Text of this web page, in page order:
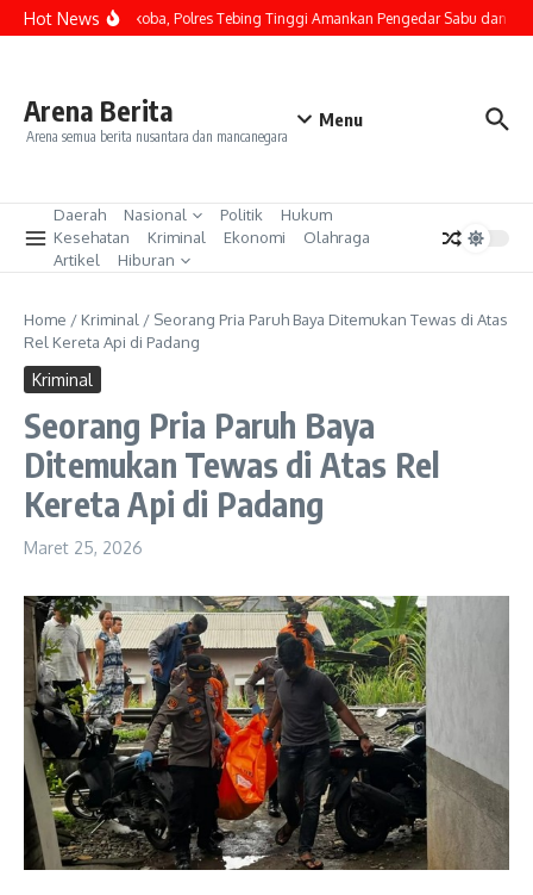
Lewati ke konten
Hot News
Kasus Narkoba, Polres Tebing Tinggi Amankan Pengedar Sabu dan Sita
Arena Berita
Arena semua berita nusantara dan mancanegara
Menu
Daerah Nasional Politik
Hukum
Kesehatan
Kriminal Ekonomi
Olahraga
Artikel
Hiburan
Home / Kriminal / Seorang Pria Paruh Baya Ditemukan Tewas di Atas
Rel Kereta Api di Padang
Kriminal
Seorang Pria Paruh Baya
Ditemukan Tewas di Atas Rel
Kereta Api di Padang
Maret 25, 2026